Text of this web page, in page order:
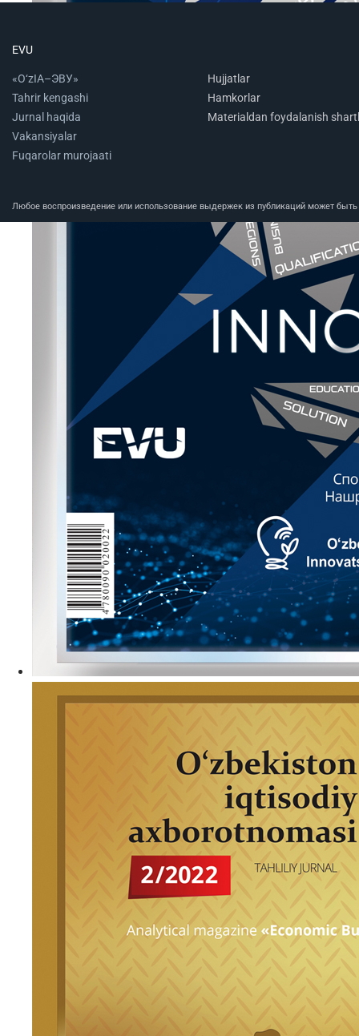
EVU
«O‘zIA–ЭВУ»
Tahrir kengashi
Jurnal haqida
Vakansiyalar
Fuqarolar murojaati
Hujjatlar
Hamkorlar
Materialdan foydalanish
Любое воспроизведение или использование выдержек из публикаций может